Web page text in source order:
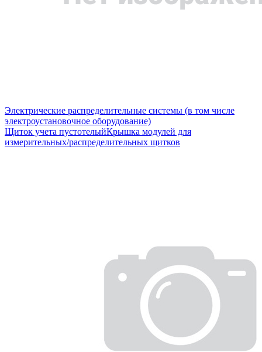
Электрические распределительные системы (в том числе
электроустановочное оборудование)
Щиток учета пустотелыйКрышка модулей для
измерительных/распределительных щитков